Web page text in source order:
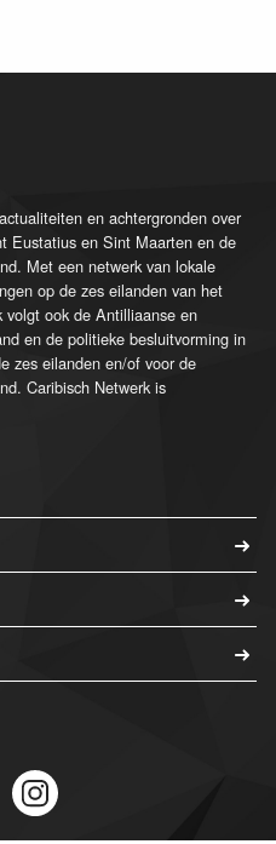
en achtergronden over
Eustatius en Sint Maarten en de
Met een netwerk van lokale
op de zes eilanden van het
volgt ook de Antilliaanse en
en de politieke besluitvorming in
zes eilanden en/of voor de
Caribisch Netwerk is